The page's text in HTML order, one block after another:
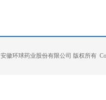
安徽环球药业股份有限公司 版权所有